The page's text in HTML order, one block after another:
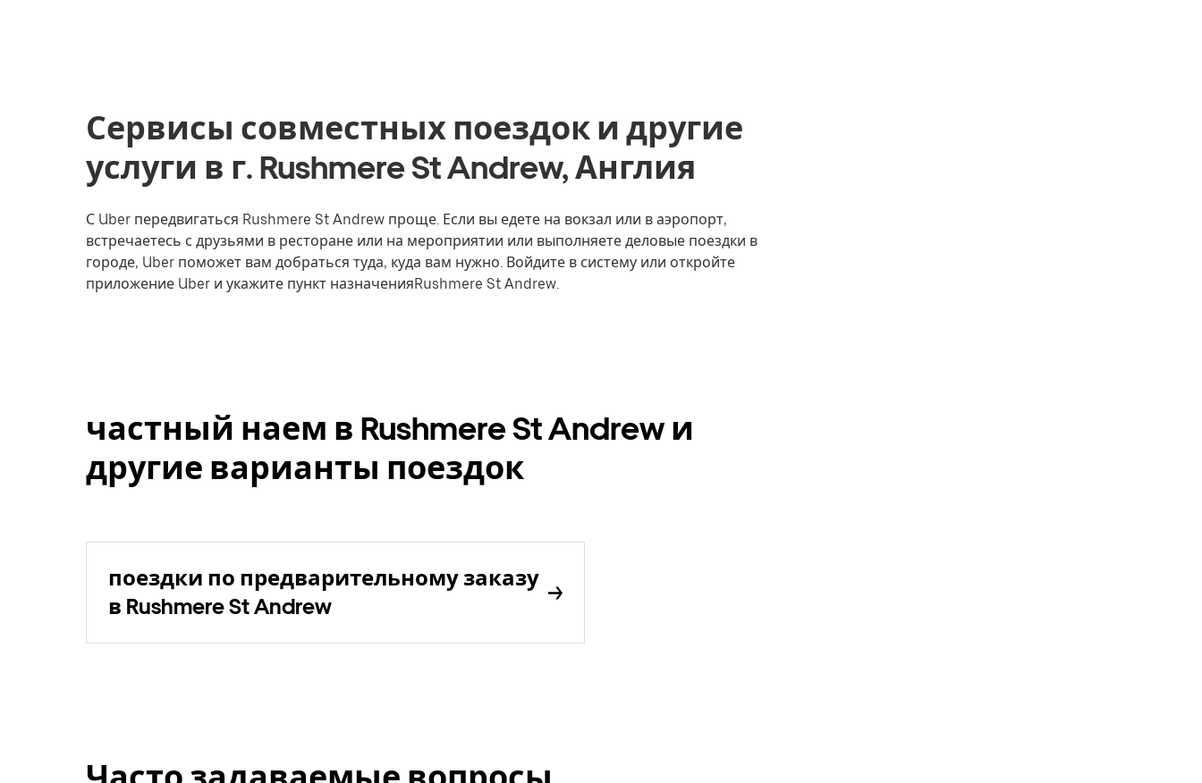
Сервисы совместных поездок и другие
услуги в г. Rushmere St Andrew, Англия
С Uber передвигаться Rushmere St Andrew проще. Если вы едете на вокзал или в аэропорт,
встречаетесь с друзьями в ресторане или на мероприятии или выполняете деловые поездки в
городе, Uber поможет вам добраться туда, куда вам нужно. Войдите в систему или откройте
приложение Uber и укажите пункт назначенияRushmere St Andrew.
частный наем в Rushmere St Andrew и
другие варианты поездок
поездки по предварительному заказу
в Rushmere St Andrew